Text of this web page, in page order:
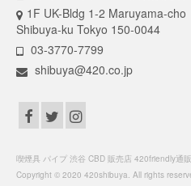
1F UK-Bldg 1-2 Maruyama-cho
Shibuya-ku Tokyo 150-0044
03-3770-7799
shibuya@420.co.jp
喫煙具 パイプ 渋谷 CBD 販売店 420friendly
Copyright © 2020 420shibuya. All rights